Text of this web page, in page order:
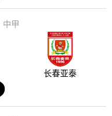
中甲
长春亚泰